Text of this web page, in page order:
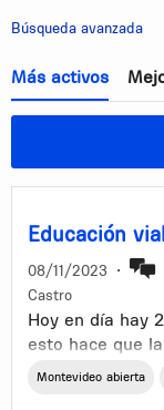
Búsqueda avanzada
Más activos
Educación
08/11/2023 •
Castro
Hoy en día hay
esto hace que
colapsen.
Montevideo abierta